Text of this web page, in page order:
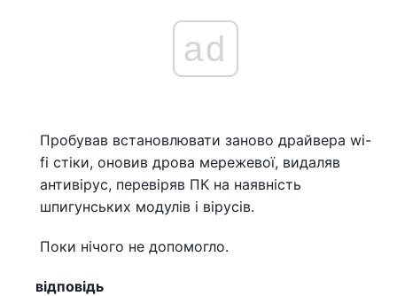
ad
Пробував встановлювати заново драйвера wi-
fi стіки, оновив дрова мережевої, видаляв
антивірус, перевіряв ПК на наявність
шпигунських модулів і вірусів.
Поки нічого не допомогло.
відповідь